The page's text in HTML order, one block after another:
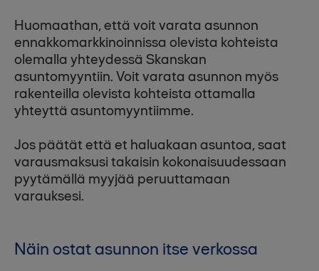
Huomaathan, että voit varata asunnon
ennakkomarkkinoinnissa olevista kohteista
olemalla yhteydessä Skanskan
asuntomyyntiin. Voit varata asunnon myös
rakenteilla olevista kohteista ottamalla
yhteyttä asuntomyyntiimme.
Jos päätät että et haluakaan asuntoa, saat
varausmaksusi takaisin kokonaisuudessaan
pyytämällä myyjää peruuttamaan
varauksesi.
Näin ostat asunnon itse verkossa